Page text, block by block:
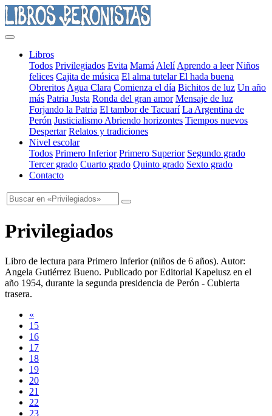
Libros
Todos Privilegiados Evita Mamá Alelí Aprendo a leer Niños
felices Cajita de música El alma tutelarEl hada buena
Obreritos Agua Clara Comienza el día Bichitos de luz Un año
más Patria Justa Ronda del gran amor Mensaje de luz
Forjando la Patria El tambor de Tacuarí La Argentina de
Perón Justicialismo Abriendo horizontes Tiempos nuevos
Despertar Relatos y tradiciones
Nivel escolar
Todos Primero Inferior Primero Superior Segundo grado
Tercer grado Cuarto grado Quinto grado Sexto grado
Contacto
Privilegiados
Libro de lectura para Primero Inferior(niños de 6 años). Autor:
Angela Gutiérrez Bueno. Publicado porEditorial Kapelusz en el
año 1954, durante la segunda presidencia de Perón - Cubierta
trasera.
«
15
16
17
18
19
20
21
22
23